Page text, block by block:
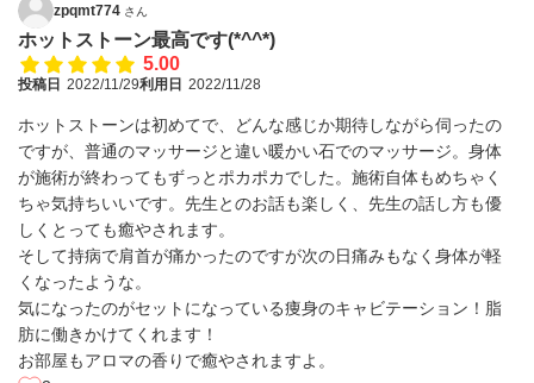
zpqmt774 さん
ホットストーン最高です(*^^*)
5.00
投稿日 2022/11/29利用日 2022/11/28
ホットストーンは初めてで、どんな感じか期待しながら伺ったの
ですが、普通のマッサージと違い暖かい石でのマッサージ。身体
が施術が終わってもずっとポカポカでした。施術自体もめちゃく
ちゃ気持ちいいです。先生とのお話も楽しく、先生の話し方も優
しくとっても癒やされます。
そして持病で肩首が痛かったのですが次の日痛みもなく身体が軽
くなったような。
気になったのがセットになっている痩身のキャビテーション！脂
肪に働きかけてくれます！
お部屋もアロマの香りで癒やされますよ。